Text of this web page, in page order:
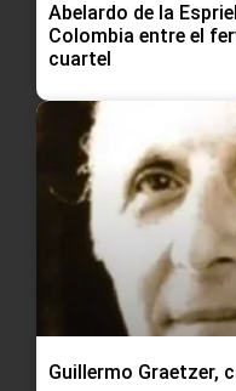
Abelardo de la
Colombia entre el
cuartel
Guillermo Graetzer,